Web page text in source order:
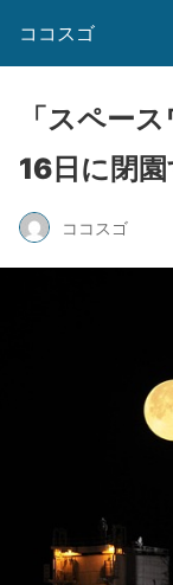
ココスゴ
「スペー
16日に閉
ココスゴ